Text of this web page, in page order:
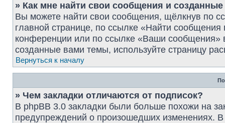
» Как мне найти свои сообщения и
Вы можете найти свои сообщения, щёлкнув по
главной странице, по ссылке «Найти
конференции или по ссылке «Ваши
созданные вами темы, используйте страницу
Вернуться к началу
» Чем закладки отличаются от подписок?
В phpBB 3.0 закладки были больше похожи на
предупреждений о произошедших изменениях.